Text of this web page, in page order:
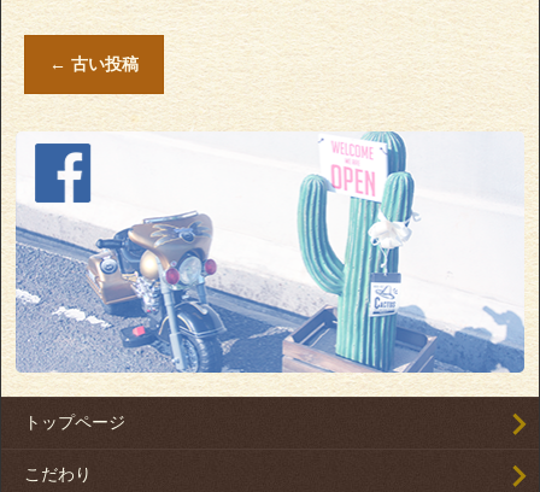
← 古い投稿
トップページ
こだわり